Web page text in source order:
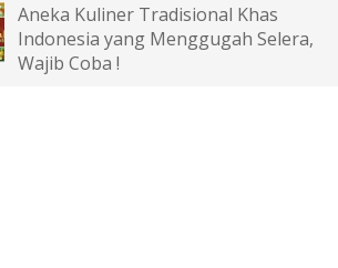
Aneka Kuliner Tradisional Khas
Indonesia yang Menggugah Selera,
Wajib Coba !